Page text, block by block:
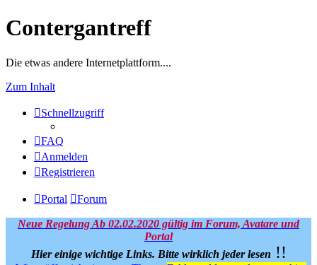
Contergantreff
Die etwas andere Internetplattform....
Zum Inhalt
Schnellzugriff
FAQ
Anmelden
Registrieren
Portal Forum
Neue Regelung Ab 02.02.2020 gültig im Forum, Avatare und
Portal
Hier einige wichtige Links. Bitte wirklich jeder lesen !!